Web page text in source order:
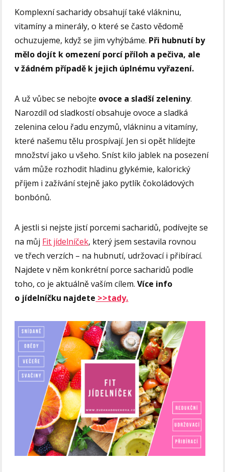
Komplexní sacharidy obsahují také vlákninu,
vitamíny a minerály, o které se často vědomě
ochuzujeme, když se jim vyhýbáme. Při hubnutí by
mělo dojít k omezení porcí příloh a pečiva, ale
v žádném případě k jejich úplnému vyřazení.
A už vůbec se nebojte ovoce a sladší zeleniny.
Narozdíl od sladkostí obsahuje ovoce a sladká
zelenina celou řadu enzymů, vlákninu a vitamíny,
které našemu tělu prospívají. Jen si opět hlídejte
množství jako u všeho. Sníst kilo jablek na posezení
vám může rozhodit hladinu glykémie, kalorický
příjem i zažívání stejně jako pytlík čokoládových
bonbónů.
A jestli si nejste jistí porcemi sacharidů, podívejte se
na můj Fit jídelníček, který jsem sestavila rovnou
ve třech verzích – na hubnutí, udržovací i přibírací.
Najdete v něm konkrétní porce sacharidů podle
toho, co je aktuálně vaším cílem.Více info
o jídelníčku najdete >>tady.